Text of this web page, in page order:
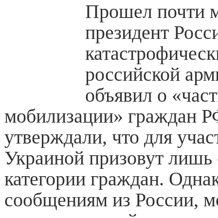
Прошел почти
президент
российской
объявил о
мобилизации» граждан
утверждали, что для
Украиной призовут
категории граждан.
сообщениям из России,